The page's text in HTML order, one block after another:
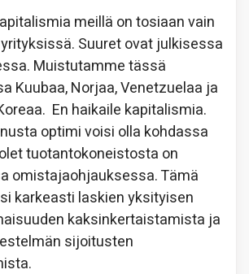
meillä on tosiaan vain
Suuret ovat julkisessa
Muistutamme tässä
Kuubaa, Norjaa, Venetzuelaa ja
En haikaile kapitalismia.
optimi voisi olla kohdassa
tuotantokoneistosta on
omistajaohjauksessa. Tämä
karkeasti laskien yksityisen
kaksinkertaistamista ja
sijoitusten